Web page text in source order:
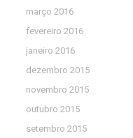
março 2016
fevereiro 2016
janeiro 2016
dezembro 2015
novembro 2015
outubro 2015
setembro 2015